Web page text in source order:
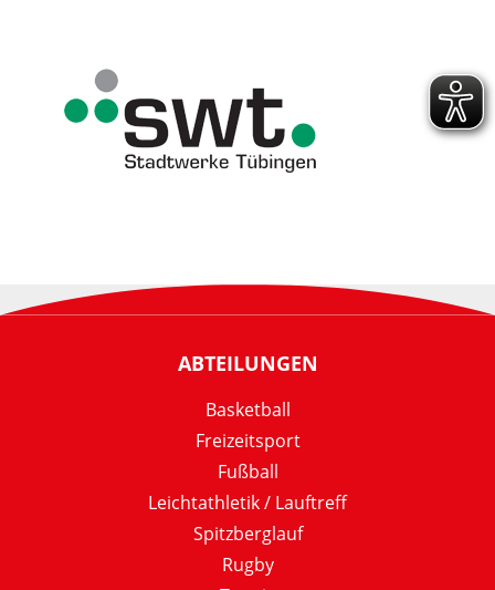
ABTEILUNGEN
Basketball
Freizeitsport
Fußball
Leichtathletik / Lauftreff
Spitzberglauf
Rugby